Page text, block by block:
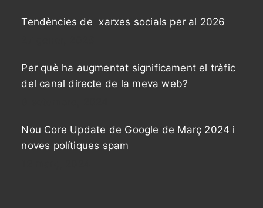
Tendències de xarxes socials per al 2026
Per què ha augmentat significament el tràfic
del canal directe de la meva web?
Nou Core Update de Google de Març 2024 i
noves polítiques spam